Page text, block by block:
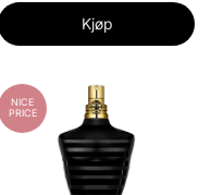
Kjøp
NICE
PRICE